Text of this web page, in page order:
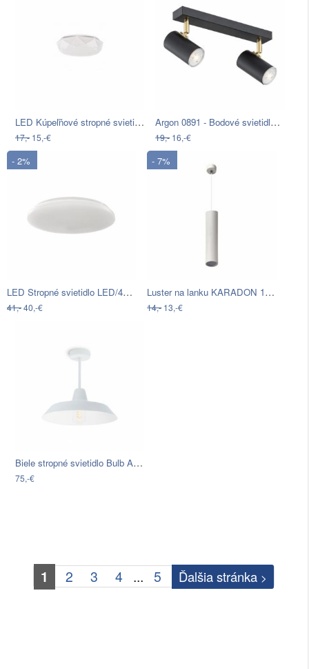
LED Kúpeľňové stropné svietidlo GALAXY…
17,- 15,-€
Argon 0891 - Bodové svietidlo LAGOS…
19,-16,-€
- 2%
LED Stropné svietidlo LED/45W/230V…
41,-40,-€
- 7%
Luster na lanku KARADON 1xGU10/30W…
14,-13,-€
Biele stropné svietidlo Bulb Attack…
75,-€
1 2 3 4 ... 5 Ďalšia stránka >